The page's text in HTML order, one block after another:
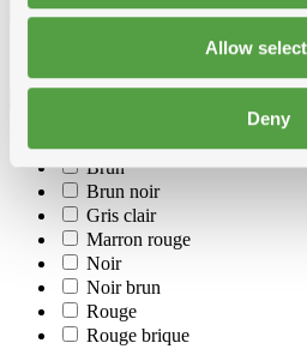
Allow
Deny
Fournisseur
WIENERB KORAMIC
Brun
Brun noir
Gris clair
Marron rouge
Noir
Noir brun
Rouge
Rouge brique